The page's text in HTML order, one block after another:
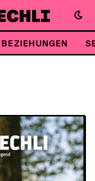
BEZIEHUNGEN